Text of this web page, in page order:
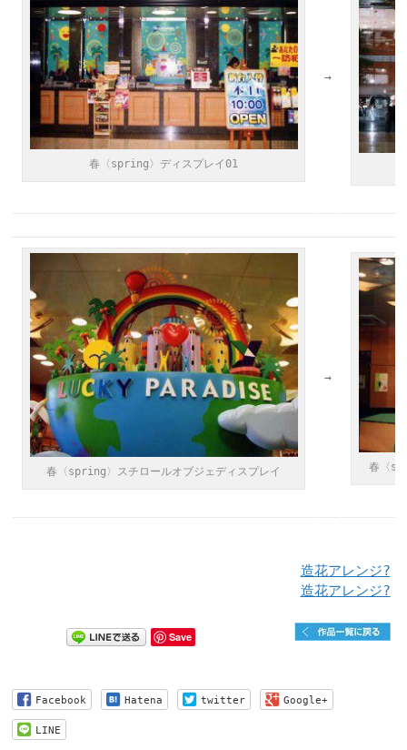
春〈spring〉ディスプレイ01
→
春〈spring〉スチロールオブジェディスプレイ
→
春〈
造花アレンジ?
造花アレンジ?
Save
Facebook Hatena twitter Google+
LINE